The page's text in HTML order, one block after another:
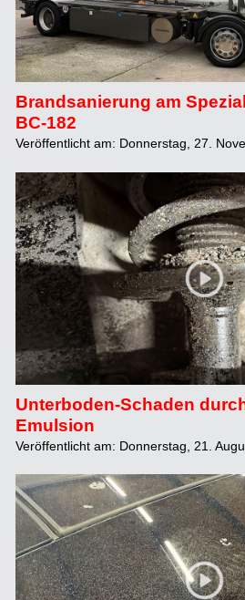
Brandsanierung am
BC-182
Veröffentlicht am: Donnerstag, 27.
Unterboden-Schaden
Emulsion
Veröffentlicht am: Donnerstag, 21.